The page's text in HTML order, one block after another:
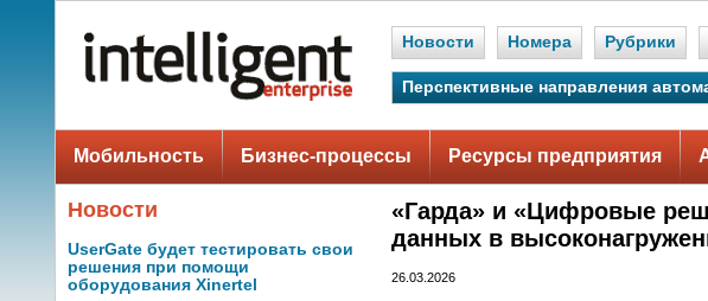
Новости Номера Рубрики
Перспективные направления
Мобильность Бизнес-процессы Ресурсы предприятия
Новости
UserGate будет тестировать свои
решения при помощи
оборудования Xinertel
«Гарда» и «Цифровые
данных в
26.03.2026